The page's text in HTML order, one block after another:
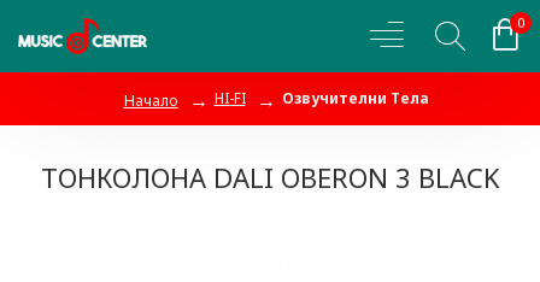
0
Начало HI-FI Озвучителни Тела
ТОНКОЛОНА DALI OBERON 3 BLACK